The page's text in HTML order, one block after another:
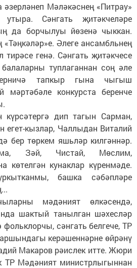
әзерләнеп Мәләкәснең «Питрау»
Сәнгать җитәкчеләре
да борчылуы йөзенә чыккан.
Әлеге ансамбльнең
генә. Сәнгать җитәкчесе
туплаганнан соң әле
тапкыр гына чыгыш
мәртәбәле конкурста беренче
күрсәтергә дип тагын Сарман,
егет-кызлар, Чаллыдан Виталий
бер төркем яшьләр килгәннәр.
Зәй, Чистай, Мөслим,
көтелгән кунаклар күренмәде.
башка сәбәпләре
мәдәният өлкәсендә,
шактый танылган шәхесләр
сәнгать белгече, ТР
керәшеннәрне өйрәнү
Макаров рәислек итте. Жюри
ТР Мәдәният министрлыгыннан